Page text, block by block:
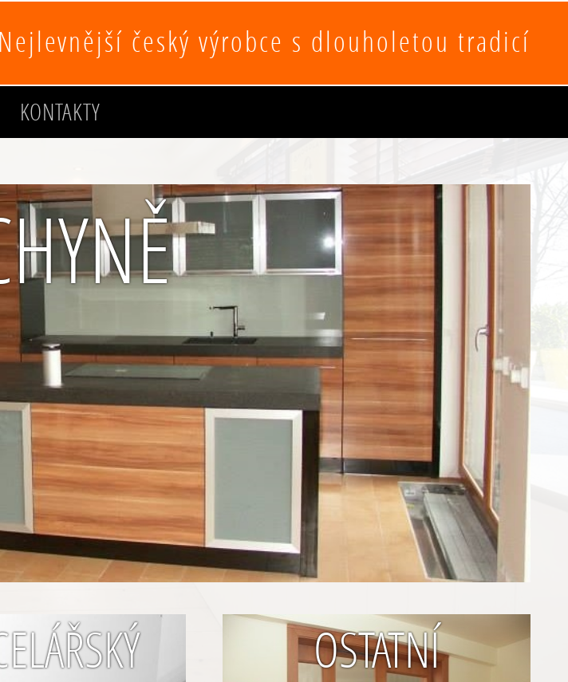
Nejlevnější český výrobce s dlouholetou tradicí
KONTAKTY
OSTATNÍ